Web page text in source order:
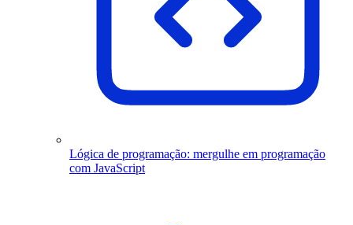
Lógica de programação: mergulhe em programação
com JavaScript